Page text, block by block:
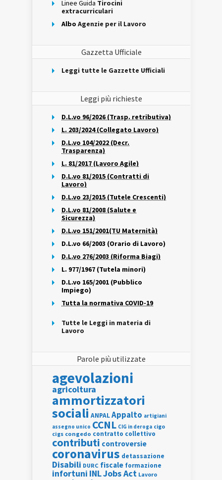
Linee Guida Tirocini
extracurriculari
Albo Agenzie per il Lavoro
Gazzetta Ufficiale
Leggi tutte le Gazzette Ufficiali
Leggi più richieste
D.L.vo 96/2026 (Trasp. retributiva)
L. 203/2024 (Collegato Lavoro)
D.L.vo 104/2022 (Decr.
Trasparenza)
L. 81/2017 (Lavoro Agile)
D.L.vo 81/2015 (Contratti di
Lavoro)
D.L.vo 23/2015 (Tutele Crescenti)
D.L.vo 81/2008 (Salute e
Sicurezza)
D.L.vo 151/2001(TU Maternità)
D.L.vo 66/2003 (Orario di Lavoro)
D.L.vo 276/2003 (Riforma Biagi)
L. 977/1967 (Tutela minori)
D.L.vo 165/2001 (Pubblico
Impiego)
Tutta la normativa COVID-19
Tutte le Leggi in materia di
Lavoro
Parole più utilizzate
agevolazioni
agricoltura
ammortizzatori
sociali ANPALAppalto artigiani
assegno unico CCNL CIG in deroga cigo
cigs congedo contratto collettivo
contributi controversie
coronavirus detassazione
Disabili DURC fiscale formazione
infortuni INLJobs Act Lavoro